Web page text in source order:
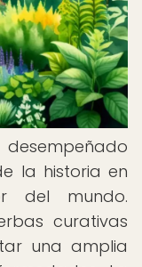
la historia en
del mundo.
curativas
una amplia